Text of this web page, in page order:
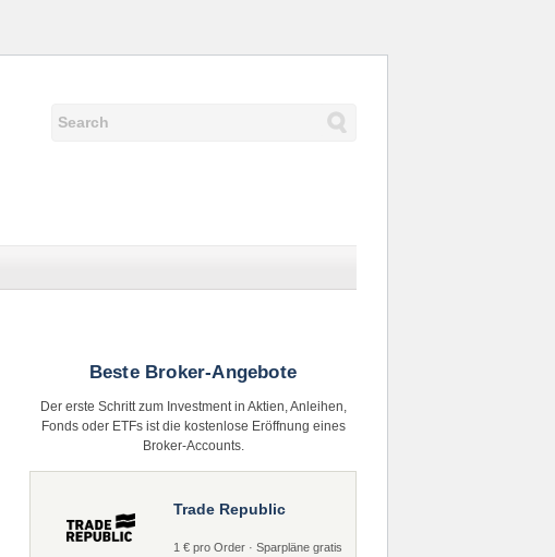
Beste Broker-Angebote
Der erste Schritt zum Investment in Aktien, Anleihen,
Fonds oder ETFs ist die kostenlose Eröffnung eines
Broker-Accounts.
Trade Republic
1 € pro Order · Sparpläne gratis